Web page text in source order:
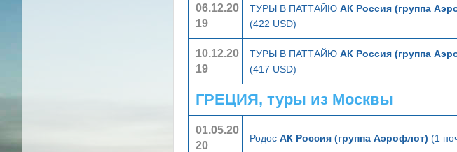
06.12.20
19
ТУРЫ В ПАТТАЙЮ АК Россия (группа
(422 USD)
10.12.20
19
ТУРЫ В ПАТТАЙЮ АК Россия (группа
(417 USD)
ГРЕЦИЯ, туры из Москвы
01.05.20
20
Родос АК Россия (группа Аэрофлот) (1